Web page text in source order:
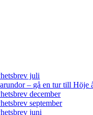
juli
– gå en tur till Höje
december
september
juni